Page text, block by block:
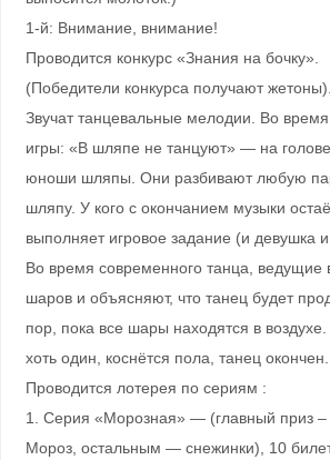
1-й: Внимание, внимание!
Проводится конкурс «Знания на бочку».
(Победители конкурса получают жетоны).
Звучат танцевальные мелодии. Во
игры: «В шляпе не танцуют» — на
юноши шляпы. Они разбивают любую
шляпу. У кого с окончанием музыки
выполняет игровое задание (и девушка
Во время современного танца, ведущие
шаров и объясняют, что танец будет
пор, пока все шары находятся в
хоть один, коснётся пола, танец окончен.
Проводится лотерея по сериям :
1. Серия «Морозная» — (главный приз
Мороз, остальным — снежинки), 10